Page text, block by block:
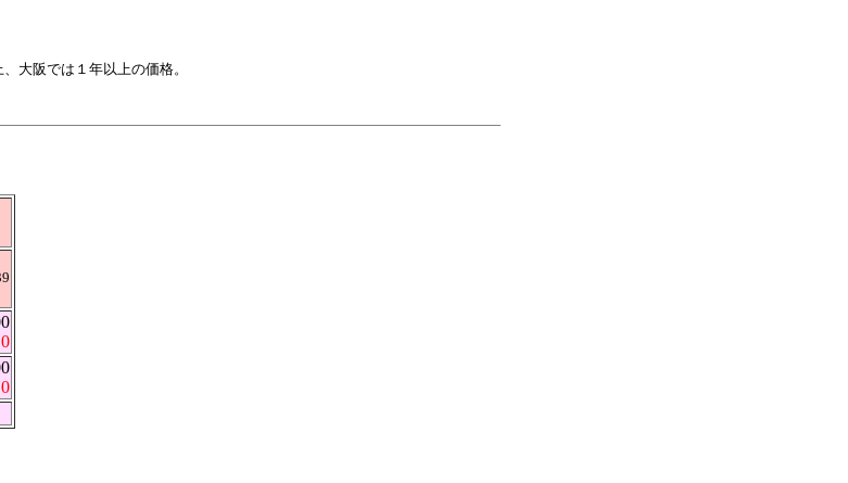
大阪では１年以上の価格。
0
0